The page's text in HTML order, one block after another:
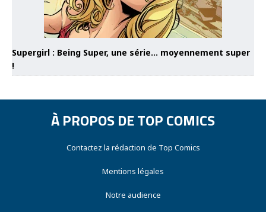
Supergirl : Being Super, une série… moyennement super
!
À PROPOS DE TOP COMICS
Contactez la rédaction de Top Comics
Mentions légales
Notre audience